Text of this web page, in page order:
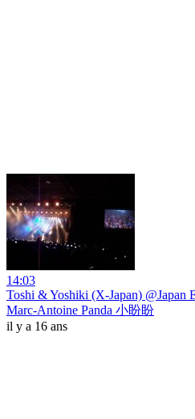
14:03
Toshi & Yoshiki (X-Japan) @Japan
Marc-Antoine Panda 小盼盼
il y a 16 ans